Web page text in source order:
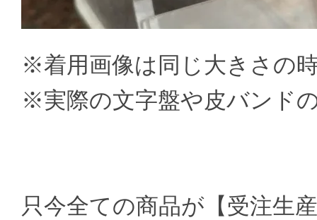
※着用画像は同じ大きさの
※実際の文字盤や皮バンド
只今全ての商品が【受注生